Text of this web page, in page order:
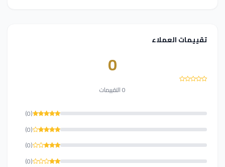
تقييمات العملاء
0
0 التقييمات
(0)
(0)
(0)
(0)